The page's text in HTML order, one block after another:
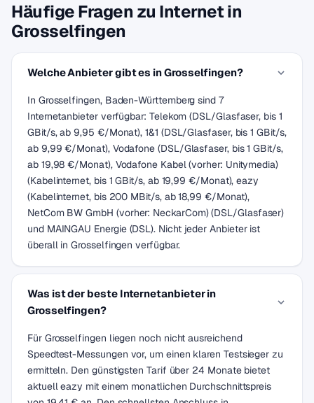
Häufige Fragen zu Internet in
Grosselfingen
Welche Anbieter gibt es in Grosselfingen?
In Grosselfingen, Baden-Württemberg sind 7
Internetanbieter verfügbar: Telekom (DSL/Glasfaser, bis 1
GBit/s, ab 9,95 €/Monat), 1&1 (DSL/Glasfaser, bis 1 GBit/s,
ab 9,99 €/Monat), Vodafone (DSL/Glasfaser, bis 1 GBit/s,
ab 19,98 €/Monat), Vodafone Kabel (vorher: Unitymedia)
(Kabelinternet, bis 1 GBit/s, ab 19,99 €/Monat), eazy
(Kabelinternet, bis 200 MBit/s, ab 18,99 €/Monat),
NetCom BW GmbH (vorher: NeckarCom) (DSL/Glasfaser)
und MAINGAU Energie (DSL). Nicht jeder Anbieter ist
überall in Grosselfingen verfügbar.
Was ist der beste Internetanbieter in
Grosselfingen?
Für Grosselfingen liegen noch nicht ausreichend
Speedtest-Messungen vor, um einen klaren Testsieger zu
ermitteln. Den günstigsten Tarif über 24 Monate bietet
aktuell eazy mit einem monatlichen Durchschnittspreis